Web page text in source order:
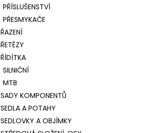
PŘÍSLUŠENSTVÍ
PŘESMYKAČE
ŘAZENÍ
ŘETĚZY
ŘÍDÍTKA
SILNIČNÍ
MTB
SADY KOMPONENTŮ
SEDLA A POTAHY
SEDLOVKY A OBJÍMKY